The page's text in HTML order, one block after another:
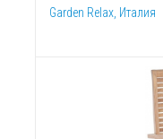
Garden Relax, Италия